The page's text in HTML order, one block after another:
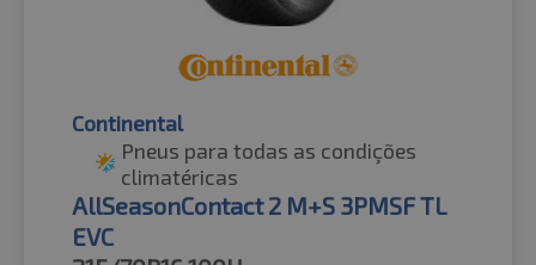
Continental
Pneus para todas as condições
climatéricas
AllSeasonContact 2 M+S 3PMSF TL
EVC